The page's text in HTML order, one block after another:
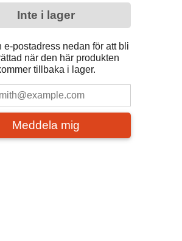
Inte i lager
e-postadress nedan för att bli
när den här produkten
tillbaka i lager.
Meddela mig